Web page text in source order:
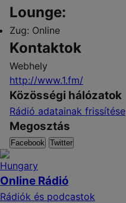
Lounge:
Zug: Online
Kontaktok
Webhely
http://www.1.fm/
Közösségi hálózatok
Rádió adatainak frissítése
Megosztás
Facebook Twitter
Online Rádió
Rádiók és podcastok